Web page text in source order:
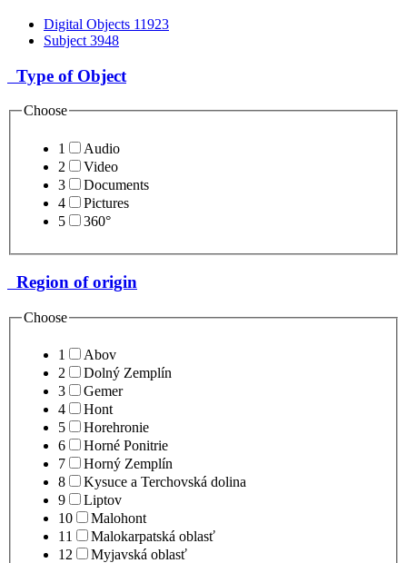
Digital Objects 11923
Subject 3948
Type of Object
Choose
1
Audio
2
Video
3
Documents
4
Pictures
5
360°
Region of origin
Choose
1
Abov
2
Dolný Zemplín
3
Gemer
4
Hont
5
Horehronie
6
Horné Ponitrie
7
Horný Zemplín
8
Kysuce a Terchovská dolina
9
Liptov
10
Malohont
11
Malokarpatská oblasť
12
Myjavská oblasť